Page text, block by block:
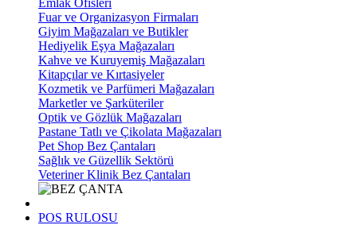
Emlak Ofisleri
Fuar ve Organizasyon Firmaları
Giyim Mağazaları ve Butikler
Hediyelik Eşya Mağazaları
Kahve ve Kuruyemiş Mağazaları
Kitapçılar ve Kırtasiyeler
Kozmetik ve Parfümeri Mağazaları
Marketler ve Şarküteriler
Optik ve Gözlük Mağazaları
Pastane Tatlı ve Çikolata Mağazaları
Pet Shop Bez Çantaları
Sağlık ve Güzellik Sektörü
Veteriner Klinik Bez Çantaları
POS RULOSU